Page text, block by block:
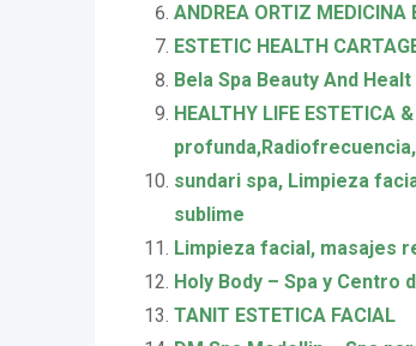
ANDREA ORTIZ MEDICINA
ESTETIC HEALTH
Bela Spa Beauty And Healt
HEALTHY LIFE ESTETICA
sundari spa, Limpieza
sublime
Limpieza facial, masajes
Holy Body – Spa y Centro
TANIT ESTETICA FACIAL